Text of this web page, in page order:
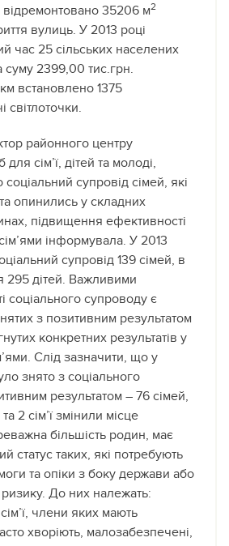
35206 м2
вулиць. У 2013 році
час 25 сільських населених
суму 2399,00 тис.грн.
встановлено 1375
світлоточки.
районного центру
сім’ї, дітей та молоді,
супровід сімей, які
опинились у складних
підвищення ефективності
інформувала. У 2013
супровід 139 сімей, в
295 дітей. Важливими
соціального супроводу є
з позитивним результатом
конкретних результатів у
Слід зазначити, що у
знято з соціального
результатом – 76 сімей,
2 сім’ї змінили місце
більшість родин, має
статус таких, які потребують
та опіки з боку держави або
До них належать:
члени яких мають
хворіють, малозабезпечені,